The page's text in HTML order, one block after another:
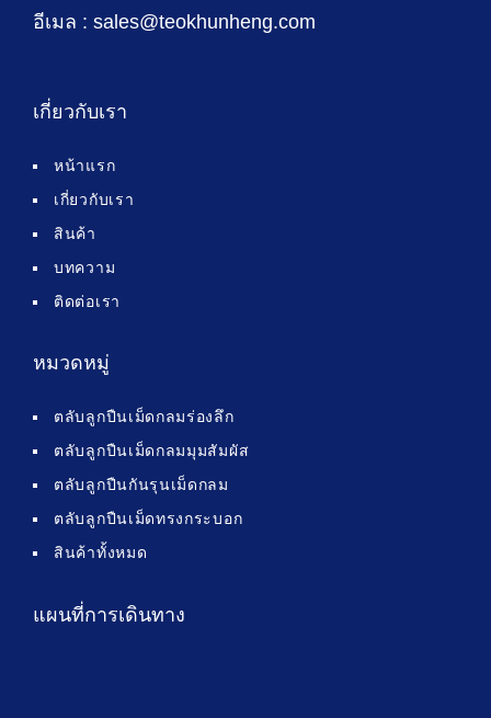
อีเมล : sales@teokhunheng.com
เกี่ยวกับเรา
หน้าแรก
เกี่ยวกับเรา
สินค้า
บทความ
ติดต่อเรา
หมวดหมู่
ตลับลูกปืนเม็ดกลมร่องลึก
ตลับลูกปืนเม็ดกลมมุมสัมผัส
ตลับลูกปืนกันรุนเม็ดกลม
ตลับลูกปืนเม็ดทรงกระบอก
สินค้าทั้งหมด
แผนที่การเดินทาง